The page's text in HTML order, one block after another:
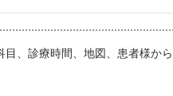
、診療時間、地図、患者様か